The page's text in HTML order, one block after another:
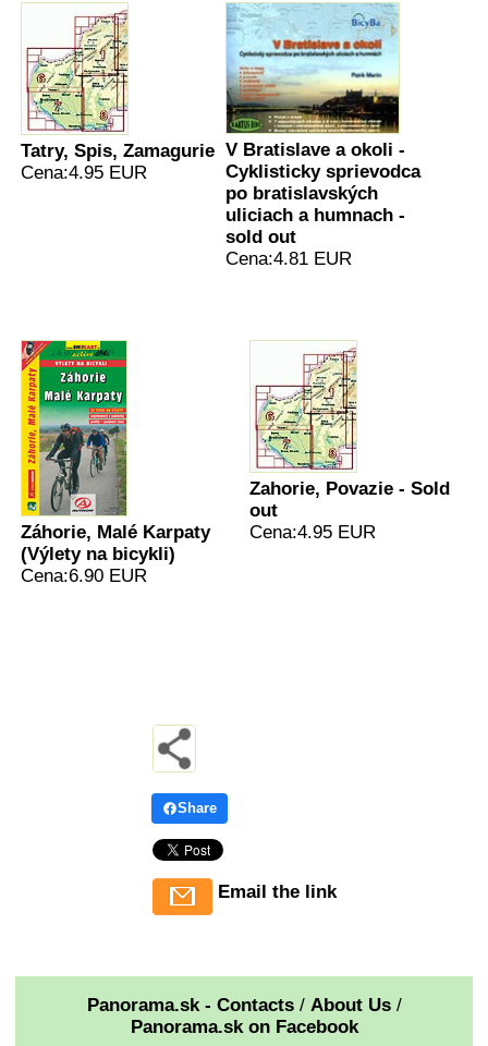
Tatry, Spis, Zamagurie
Cena:4.95 EUR
V Bratislave a okoli -
Cyklisticky sprievodca
po bratislavských
uliciach a humnach -
sold out
Cena:4.81 EUR
Záhorie, Malé Karpaty
(Výlety na bicykli)
Cena:6.90 EUR
Zahorie, Povazie - Sold
out
Cena:4.95 EUR
Share
Email the link
Panorama.sk - Contacts/ About Us/
Panorama.sk on Facebook